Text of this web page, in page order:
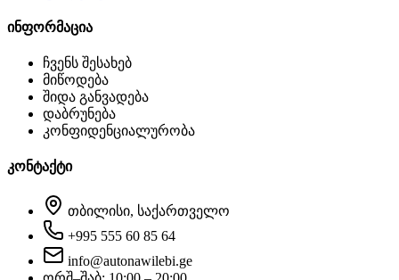
ინფორმაცია
ჩვენს შესახებ
მიწოდება
შიდა განვადება
დაბრუნება
კონფიდენციალურობა
კონტაქტი
თბილისი, საქართველო
+995 555 60 85 64
info@autonawilebi.ge